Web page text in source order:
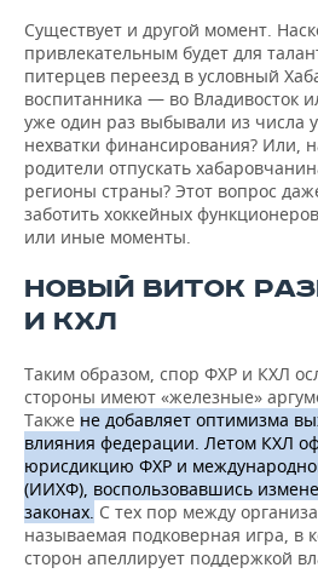
Существует и другой момент.
привлекательным будет для
питерцев переезд в условный
воспитанника — во Владивосток
уже один раз выбывали из числа
нехватки финансирования? Или,
родители отпускать
регионы страны? Этот вопрос
заботить хоккейных
или иные моменты.
НОВЫЙ ВИТОК
И КХЛ
Таким образом, спор ФХР и КХЛ
стороны имеют «железные»
Также не добавляет оптимизма
влияния федерации. Летом КХЛ
юрисдикцию ФХР и
(ИИХФ), воспользовавшись
законах. С тех пор между
называемая подковерная игра, в
сторон апеллирует поддержкой